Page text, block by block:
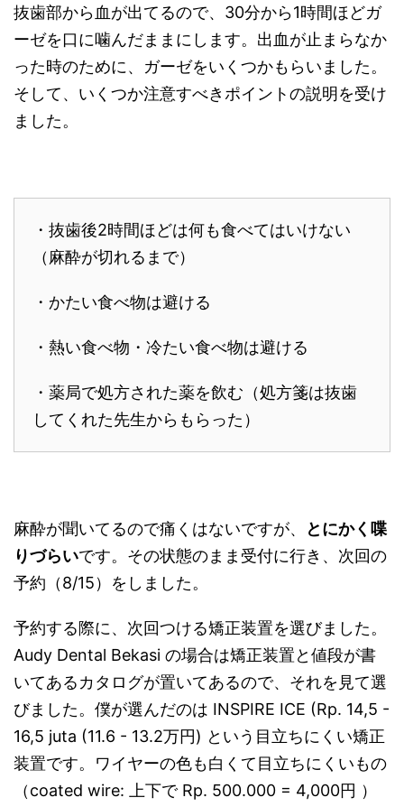
抜歯部から血が出てるので、30分から1時間ほどガ
ーゼを口に噛んだままにします。出血が止まらなか
った時のために、ガーゼをいくつかもらいました。
そして、いくつか注意すべきポイントの説明を受け
ました。
・抜歯後2時間ほどは何も食べてはいけない
（麻酔が切れるまで）
・かたい食べ物は避ける
・熱い食べ物・冷たい食べ物は避ける
・薬局で処方された薬を飲む（処方箋は抜歯
してくれた先生からもらった）
麻酔が聞いてるので痛くはないですが、
とにかく喋
りづらいです。その状態のまま受付に行き、次回の
予約（8/15）をしました。
予約する際に、次回つける矯正装置を選びました。
Audy Dental Bekasi の場合は矯正装置と値段が書
いてあるカタログが置いてあるので、それを見て選
びました。僕が選んだのは INSPIRE ICE (Rp. 14,5 -
16,5 juta (11.6 - 13.2万円) という目立ちにくい矯正
装置です。ワイヤーの色も白くて目立ちにくいもの
（coated wire: 上下で Rp. 500.000 = 4,000円 ）